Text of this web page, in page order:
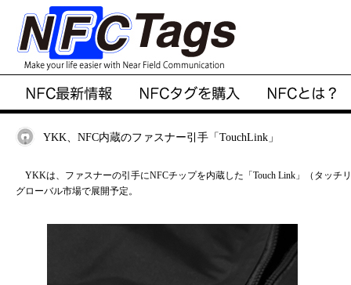
YKK、NFC内蔵のファスナー引手「TouchLink」
YKKは、ファスナーの引手にNFCチップを内蔵した「Touch Link」（タッチ
グローバル市場で展開予定。